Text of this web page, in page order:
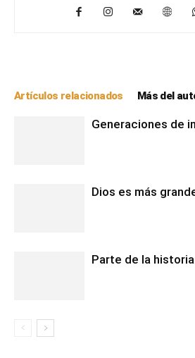
Artículos relacionados Más del
Generaciones de
Dios es más
Parte de la